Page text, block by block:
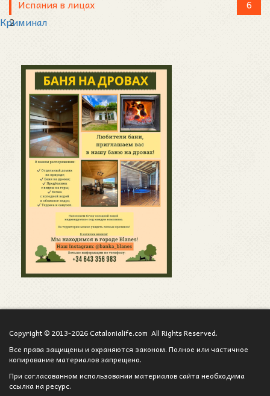
Испания в лицах
6
Криминал
2
Copyright © 2013-2026 Catalonialife.com All Rights Reserved.
Все права защищены и охраняются законом. Полное или частичное
копирование материалов запрещено.
При согласованном использовании материалов сайта необходима
ссылка на ресурс.